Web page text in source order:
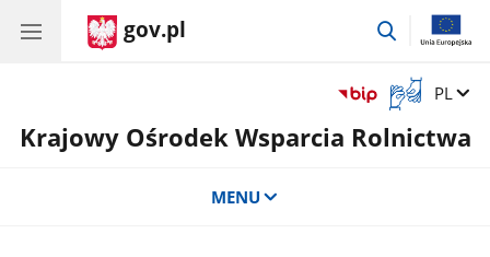
gov.pl
przejdź
Otwórz
okno
z
Zmień
PL
Krajowy Ośrodek Wsparcia Rolnictwa
MENU